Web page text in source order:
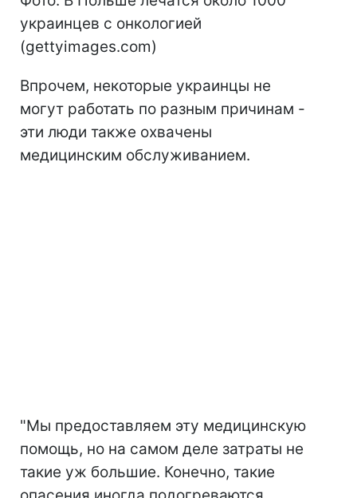
украинцев с онкологией
(gettyimages.com)
Впрочем, некоторые украинцы не
могут работать по разным причинам -
эти люди также охвачены
медицинским обслуживанием.
"Мы предоставляем эту медицинскую
помощь, но на самом деле затраты не
такие уж большие. Конечно, такие